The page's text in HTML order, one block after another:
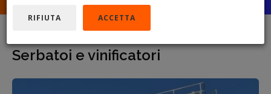
Serbatoi e vinificatori
RIFIUTA ACCETTA